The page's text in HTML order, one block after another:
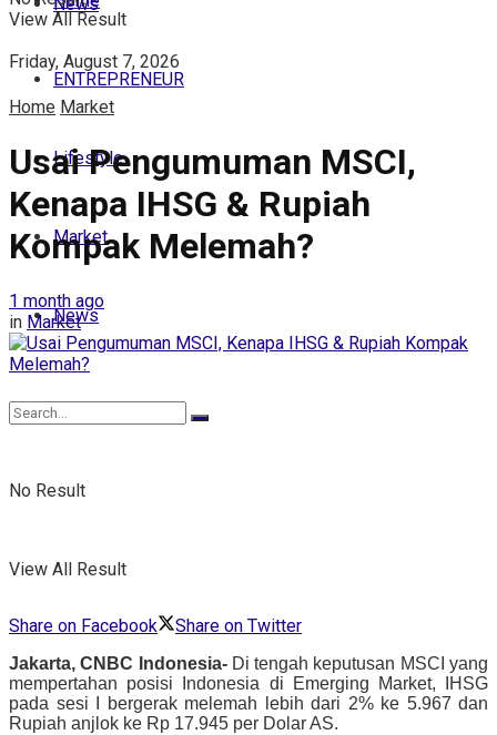
Friday, August 7, 2026
ENTREPRENEUR
Lifestyle
Market
News
No Result
View All Result
View All Result
Home Market
Usai Pengumuman MSCI,
Kenapa IHSG & Rupiah
Kompak Melemah?
1 month ago
in Market
Share on Facebook Share on Twitter
Jakarta, CNBC Indonesia- Di tengah keputusan MSCI yang
mempertahan posisi Indonesia di Emerging Market, IHSG
pada sesi I bergerak melemah lebih dari 2% ke 5.967 dan
Rupiah anjlok ke Rp 17.945 per Dolar AS.